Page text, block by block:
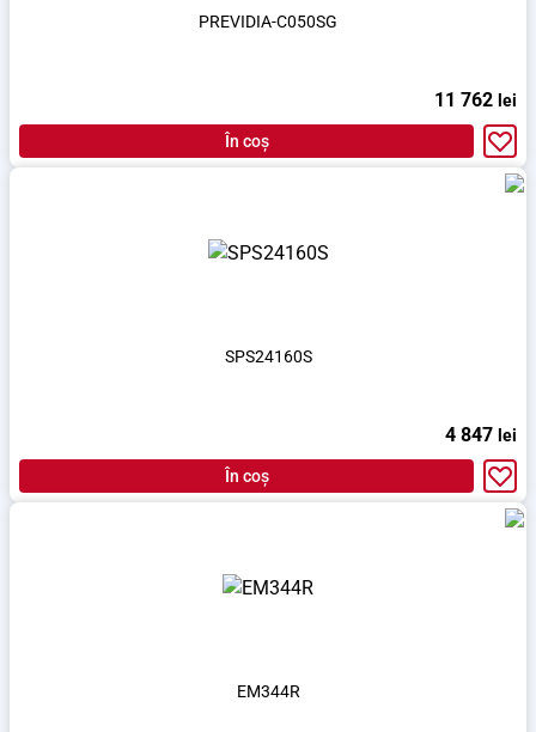
PREVIDIA-C050SG
11 762 lei
În coș
SPS24160S
4 847 lei
În coș
EM344R